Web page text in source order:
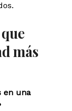
más
en una